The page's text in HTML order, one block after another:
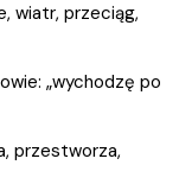
wiatr, przeciąg,
„wychodzę po
przestworza,